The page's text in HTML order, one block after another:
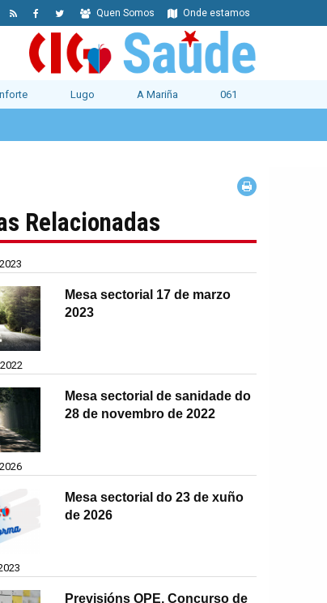
Onde estamos
Quen Somos
Lugo A Mariña 061
Relacionadas
Mesa sectorial 17 de marzo
2023
Mesa sectorial de sanidade do
28 de novembro de 2022
Mesa sectorial do 23 de xuño
de 2026
Previsións OPE, Concurso de